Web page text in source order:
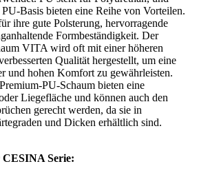
Basis bieten eine Reihe von Vorteilen.
ihre gute Polsterung, hervorragende
Formbeständigkeit. Der
VITA wird oft mit einer höheren
Qualität hergestellt, um eine
und hohen Komfort zu gewährleisten.
PU-Schaum bieten eine
Liegefläche und können auch den
gerecht werden, da sie in
und Dicken erhältlich sind.
Serie: